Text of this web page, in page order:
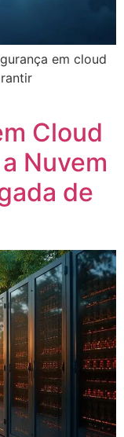
em cloud
Cloud
Nuvem
de